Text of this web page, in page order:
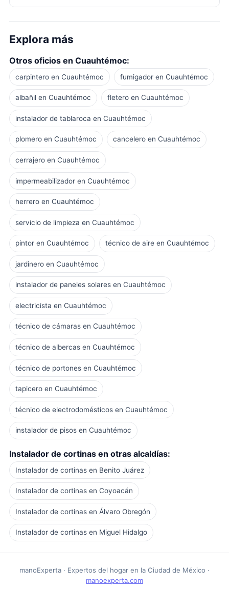
Explora más
Otros oficios en Cuauhtémoc:
carpintero en Cuauhtémoc fumigador en Cuauhtémoc
albañil en Cuauhtémoc fletero en Cuauhtémoc
instalador de tablaroca en Cuauhtémoc
plomero en Cuauhtémoc cancelero en Cuauhtémoc
cerrajero en Cuauhtémoc
impermeabilizador en Cuauhtémoc
herrero en Cuauhtémoc
servicio de limpieza en Cuauhtémoc
pintor en Cuauhtémoc técnico de aire en Cuauhtémoc
jardinero en Cuauhtémoc
instalador de paneles solares en Cuauhtémoc
electricista en Cuauhtémoc
técnico de cámaras en Cuauhtémoc
técnico de albercas en Cuauhtémoc
técnico de portones en Cuauhtémoc
tapicero en Cuauhtémoc
técnico de electrodomésticos en Cuauhtémoc
instalador de pisos en Cuauhtémoc
Instalador de cortinas en otras alcaldías:
Instalador de cortinas en Benito Juárez
Instalador de cortinas en Coyoacán
Instalador de cortinas en Álvaro Obregón
Instalador de cortinas en Miguel Hidalgo
manoExperta · Expertos del hogar en la Ciudad de México ·
manoexperta.com